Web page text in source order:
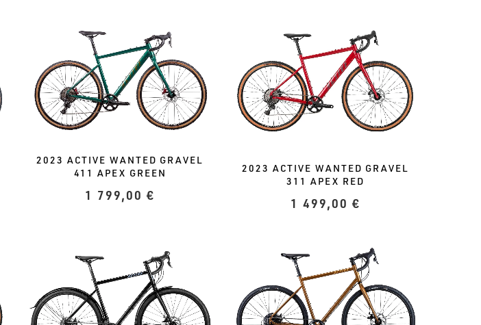
2023 ACTIVE WANTED GRAVEL
411 APEX GREEN
1 799,00€
2023 ACTIVE WANTED GRAVEL
311 APEX RED
1 499,00€